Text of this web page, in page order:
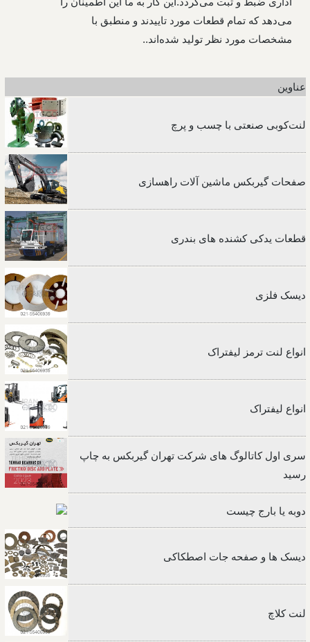
می‌دهد که تمام قطعات مورد تاییدند و منطبق با
مشخصات مورد نظر تولید شده‌اند..
عناوین
لنت‌کوبی صنعتی با چسب و پرچ
صفحات گیربکس ماشین آلات راهسازی
قطعات یدکی کشنده های بندری
دیسک فلزی
انواع لنت ترمز لیفتراک
انواع لیفتراک
سری اول کاتالوگ های شرکت تهران گیربکس به چاپ
رسید
دوبه یا بارج چیست
دیسک ها و صفحه جات اصطکاکی
لنت کلاچ